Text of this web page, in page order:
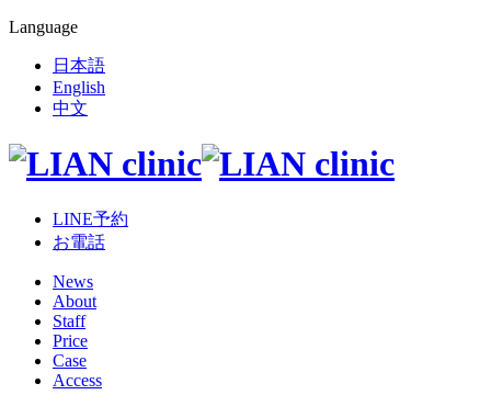
Language
日本語
English
中文
LINE予約
お電話
News
About
Staff
Price
Case
Access